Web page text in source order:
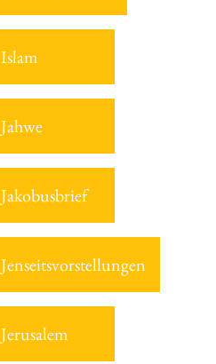
Islam
Jahwe
Jakobusbrief
Jenseitsvorstellungen
Jerusalem